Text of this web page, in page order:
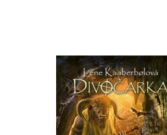
Divočarka: Krev
nepřítele
Lene Kaaberbolová